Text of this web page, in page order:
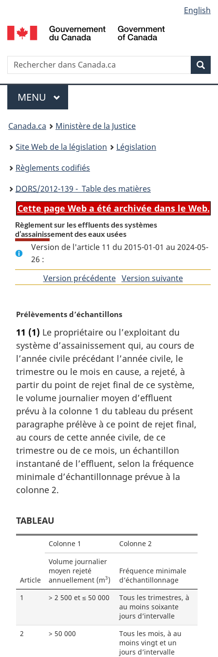
au
contenu
propos
de
la
HTML
simplifiée
selection
English
Recherche
Menu
MENU PRINCIPAL
You
are
here:
Canada.ca
Ministère de la Justice
Site Web de la législation
Législation
Règlements codifiés
DORS/2012-139 - Table des matières
Cette page Web a été archivée dans le Web.
Règlement sur les effluents des systèmes
d’assainissement des eaux usées
Version de l'article 11 du 2015-01-01 au 2024-05-
26 :
Version précédentedeVersion suivantede
N
t
e
m
a
g
i
n
a
l
e
:
Prélèvements d’échantillons
11 (1) Le propriétaire ou l’exploitant du
système d’assainissement qui, au cours de
l’année civile précédant l’année civile, le
trimestre ou le mois en cause, a rejeté, à
partir du point de rejet final de ce système,
le volume journalier moyen d’effluent
prévu à la colonne 1 du tableau du présent
paragraphe prélève à ce point de rejet final,
au cours de cette année civile, de ce
trimestre ou de ce mois, un échantillon
instantané de l’effluent, selon la fréquence
minimale d’échantillonnage prévue à la
colonne 2.
TABLEAU
Article
Colonne 1 Colonne 2
Volume journalier
moyen rejeté
annuellement (m3)
Fréquence minimale
d’échantillonnage
1
> 2 500 et ≤ 50 000
Tous les trimestres, à
au moins soixante
jours d’intervalle
2
> 50 000
Tous les mois, à au
moins vingt et un
jours d’intervalle